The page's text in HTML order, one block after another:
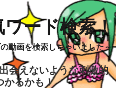
ード検索！
動画を検索しちゃいました～
会えないような刺激的
かるかも！